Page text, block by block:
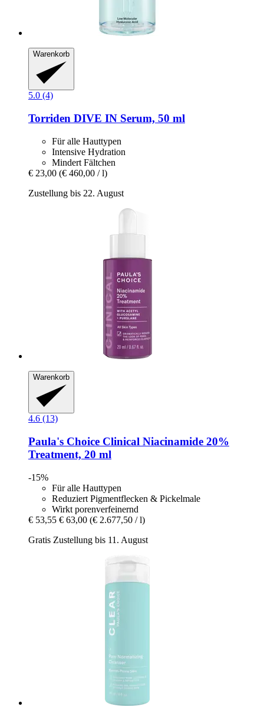
Warenkorb
5.0 (4)
Torriden DIVE IN Serum, 50 ml
Für alle Hauttypen
Intensive Hydration
Mindert Fältchen
€ 23,00 (€ 460,00 / l)
Zustellung bis 22. August
Warenkorb
4.6 (13)
Paula's Choice Clinical Niacinamide 20%
Treatment, 20 ml
-15%
Für alle Hauttypen
Reduziert Pigmentflecken & Pickelmale
Wirkt porenverfeinernd
€ 53,55 € 63,00 (€ 2.677,50 / l)
Gratis Zustellung bis 11. August